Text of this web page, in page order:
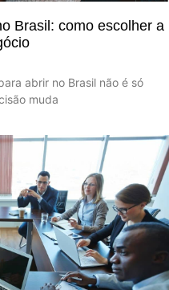
Brasil: como escolher a
abrir no Brasil não é só
muda